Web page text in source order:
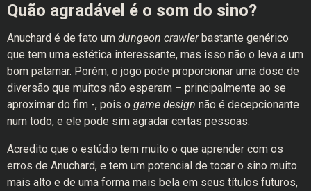
Quão agradável é o som do sino?
Anuchard é de fato um dungeon crawlerbastante genérico
que tem uma estética interessante, mas isso não o leva a um
bom patamar. Porém, o jogo pode proporcionar uma dose de
diversão que muitos não esperam – principalmente ao se
aproximar do fim -, pois o game design não é decepcionante
num todo, e ele pode sim agradar certas pessoas.
Acredito que o estúdio tem muito o que aprender com os
erros de Anuchard, e tem um potencial de tocar o sino muito
mais alto e de uma forma mais bela em seus títulos futuros,